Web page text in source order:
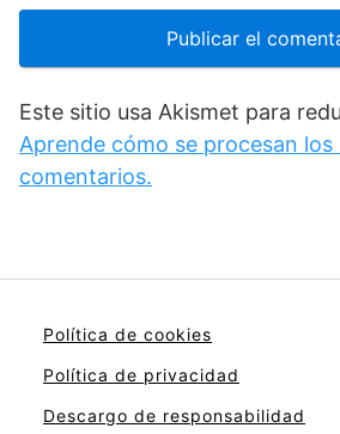
Este sitio usa Akismet para
Aprende cómo se procesan
comentarios.
Política de cookies
Política de privacidad
Descargo de responsabilidad